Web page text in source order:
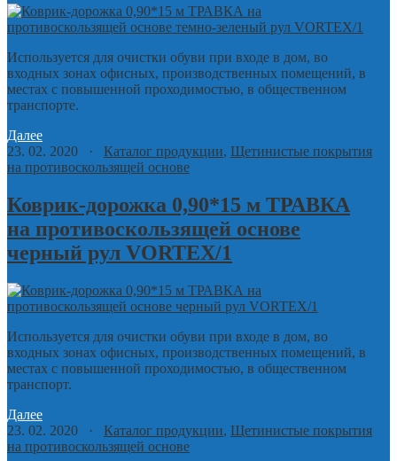
Используется для очистки обуви при входе в дом, во
входных зонах офисных, производственных помещений, в
местах с повышенной проходимостью, в общественном
транспорте.
Далее
23. 02. 2020 · Каталог продукции, Щетинистые покрытия
на противоскользящей основе
Коврик-дорожка 0,90*15 м ТРАВКА
на противоскользящей основе
черный рул VORTEX/1
Используется для очистки обуви при входе в дом, во
входных зонах офисных, производственных помещений, в
местах с повышенной проходимостью, в общественном
транспорт.
Далее
23. 02. 2020 · Каталог продукции, Щетинистые покрытия
на противоскользящей основе